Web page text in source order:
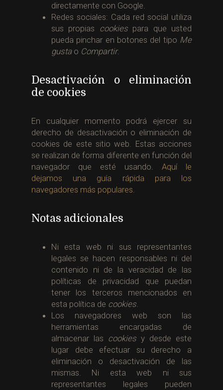
directamente con Google.
Redes sociales: Cada red social utiliza
sus propias cookiespara que usted
pueda pinchar en botones del tipo Me
gustao Compartir.
Desactivación o eliminación
de cookies
En cualquier momento podrá ejercer su
derecho de desactivación o eliminación de
cookies de este sitio web. Estas acciones
se realizan de forma diferente en función del
navegador que esté usando. Aquí le
dejamos una guía rápida para los
navegadores más populares.
Notas adicionales
Ni esta web ni sus representantes
legales se hacen responsables ni del
contenido ni de la veracidad de las
políticas de privacidad que puedan
tener los terceros mencionados en
esta política de cookies.
Los navegadores web son las
herramientas encargadas de
almacenar las cookies y desde este
lugar debe efectuar su derecho a
eliminación o desactivación de las
mismas. Ni esta web ni sus
representantes legales pueden